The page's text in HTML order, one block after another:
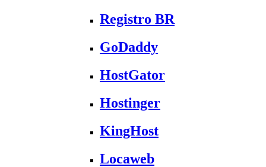
Registro BR
GoDaddy
HostGator
Hostinger
KingHost
Locaweb